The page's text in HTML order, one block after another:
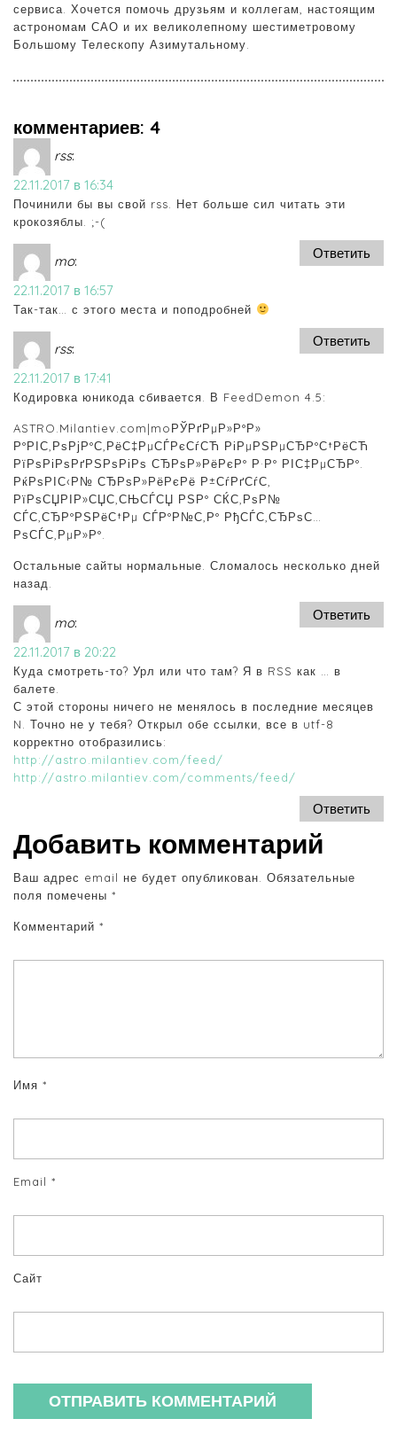
сервиса. Хочется помочь друзьям и коллегам, настоящим
астрономам САО и их великолепному шестиметровому
Большому Телескопу Азимутальному.
комментариев: 4
rss:
22.11.2017 в 16:34
Починили бы вы свой rss. Нет больше сил читать эти
крокозяблы. ;-(
Ответить
mo:
22.11.2017 в 16:57
Так-так… с этого места и поподробней
Ответить
rss:
22.11.2017 в 17:41
Кодировка юникода сбивается. В FeedDemon 4.5:
ASTRO.Milantiev.com|moРЎРґРµР»Р°Р»
Р°РІС‚РѕРјР°С‚РёС‡РµСЃРєСѓСЋ РіРµРЅРµСЂР°С†РёСЋ
РїРѕРіРѕРґРЅРѕРіРѕ СЂРѕР»РёРєР° Р·Р° РІС‡РµСЂР°.
РќРѕРІС‹Р№ СЂРѕР»РёРєРё Р±СѓРґСѓС‚
РїРѕСЏРІР»СЏС‚СЊСЃСЏ РЅР° СЌС‚РѕР№
СЃС‚СЂР°РЅРёС†Рµ СЃР°Р№С‚Р° РђСЃС‚СЂРѕС…
РѕСЃС‚РµР»Р°.
Остальные сайты нормальные. Сломалось несколько дней
назад.
Ответить
mo:
22.11.2017 в 20:22
Куда смотреть-то? Урл или что там? Я в RSS как … в
балете.
С этой стороны ничего не менялось в последние месяцев
N. Точно не у тебя? Открыл обе ссылки, все в utf-8
корректно отобразились:
http://astro.milantiev.com/feed/
http://astro.milantiev.com/comments/feed/
Ответить
Добавить комментарий
Ваш адрес email не будет опубликован.
Обязательные
поля помечены *
Комментарий *
Имя *
Email *
Сайт